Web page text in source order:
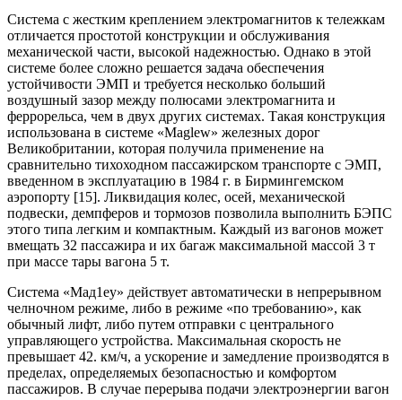
Система с жестким креплением электромагнитов к тележкам
отличается простотой конструкции и обслуживания
механической части, высокой надежностью. Однако в этой
системе более сложно решается задача обеспечения
устойчивости ЭМП и требуется несколько больший
воздушный зазор между полюсами электромагнита и
феррорельса, чем в двух других системах. Такая конструкция
использована в системе «Maglew» железных дорог
Великобритании, которая получила применение на
сравнительно тихоходном пассажирском транспорте с ЭМП,
введенном в эксплуатацию в 1984 г. в Бирмингемском
аэропорту [15]. Ликвидация колес, осей, механической
подвески, демпферов и тормозов позволила выполнить БЭПС
этого типа легким и компактным. Каждый из вагонов может
вмещать 32 пассажира и их багаж максимальной массой 3 т
при массе тары вагона 5 т.
Система «Мад1еу» действует автоматически в непрерывном
челночном режиме, либо в режиме «по требованию», как
обычный лифт, либо путем отправки с центрального
управляющего устройства. Максимальная скорость не
превышает 42. км/ч, а ускорение и замедление производятся в
пределах, определяемых безопасностью и комфортом
пассажиров. В случае перерыва подачи электроэнергии вагон